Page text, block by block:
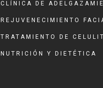
CLÍNICA DE
REJUVENECIMIENTO
TRATAMIENTO DE
NUTRICIÓN Y DIETÉTICA